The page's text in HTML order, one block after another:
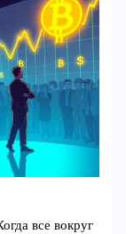
все вокруг